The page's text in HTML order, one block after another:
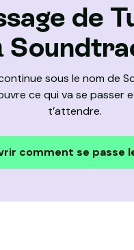
de
sous le nom de
ce qui va se passer
t’attendre.
comment se passe